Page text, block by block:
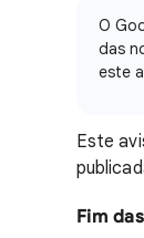
O
das
este
Este
Fim